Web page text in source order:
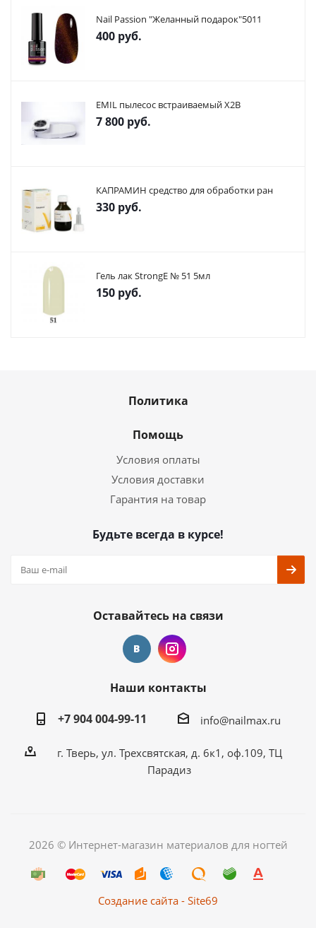
Nail Passion "Желанный подарок"5011
400 руб.
EMIL пылесос встраиваемый X2В
7 800 руб.
КАПРАМИН средство для обработки ран
330 руб.
Гель лак StrongE № 51 5мл
150 руб.
Политика
Помощь
Условия оплаты
Условия доставки
Гарантия на товар
Будьте всегда в курсе!
Оставайтесь на связи
Наши контакты
+7 904 004-99-11
info@nailmax.ru
г. Тверь, ул. Трехсвятская, д. 6к1, оф.109, ТЦ
Парадиз
2026 © Интернет-магазин материалов для ногтей
Создание сайта - Site69